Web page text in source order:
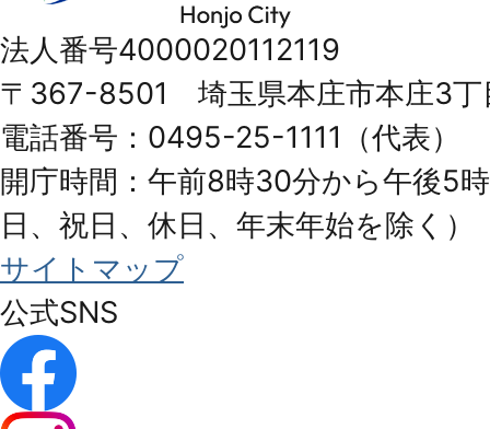
Honjo
City
法人番号4000020112119
〒367-8501 埼玉県本庄市本庄3丁
電話番号：0495-25-1111（代表）
開庁時間：午前8時30分から午後5
日、祝日、休日、年末年始を除く）
サイトマップ
公式SNS